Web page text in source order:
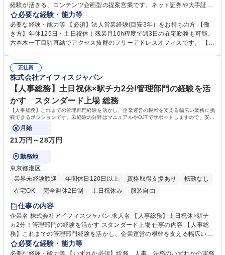
経験が活きる、コンテンツ企画型の提案営業です。ネット証券や大手証券
会社に対し、個人投資家向けの上場企業の株価や業績情報をわかりやすく
まとめたコンテンツを企画・開発・運営いただきます。 【商材】投資家が
「今知りたい」情報を届けるコンテンツサービス 【詳細】■大手証券会社
へのニーズヒアリングと関係構築 ■顧客の課題を解決するための新コンテ
の提案。既存顧客への深耕営業がメインで、長期的な信頼関係を築けるの
が特徴です。 募集職種 【金融×IT法人営業】上場企業で営業から企画・開
発まで 年休125日/フレックス
必要な経験・能力等
必要な経験・能力等 【必須】法人営業経験(目安3年）をお持ちの方 【働
き方】年休125日・土日祝休！残業月10h程度で週3日の在宅勤務も可能。
六本木一丁目駅直結でアクセス抜群のフリーアドレスオフィスです。 【魅
界に特化し、大手との直接取引多数。安定した環境で金融知識を身に付け
られます ■柔軟な職場環境：フレックス制導入、リモート可など、働く意
欲を高める制度が充実。風通しが良く、穏やかなメンバーが多いのも自慢
です。 学歴・資格 学歴：大学院 大学 語学力： 資格：
正社員
株式会社アイフィスジャパン
【人事総務】土日祝休×駅チカ2分!管理部門の経験を活
かす スタンダード上場 総務
【人事総務】これまでの管理部門経験を活かし、企業運営の根幹を支える幅広い業務に挑
戦できるポジションです。未経験の分野はマニュアルやOJTでサポートしますので、安心
して業務に取り組めます。
月給
21万円～28万円
勤務地
東京都港区
業界未経験歓迎
年間休日120日以上 資格取得支援あり
転勤なし
在宅OK
完全週休2日制 土日祝休み 服装自由
仕事の内容
企業名 株式会社アイフィスジャパン 求人名 【人事総務】土日祝休×駅チ
カ2分！管理部門の経験を活かす スタンダード上場 仕事の内容 【人事総
務】これまでの管理部門経験を活かし、企業運営の根幹を支える幅広い業
務に挑戦できるポジションです。未経験の分野はマニュアルやOJTでサポ
ートしますので、安心して業務に取り組めます。 【お任せする業務の詳
必要な経験・能力等
必要な経験・能力等 【いずれか必須】総務、人事、法務のいずれかの実務